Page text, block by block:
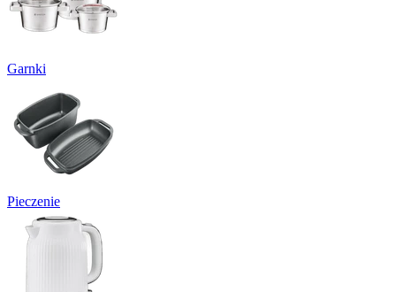
Garnki
Pieczenie